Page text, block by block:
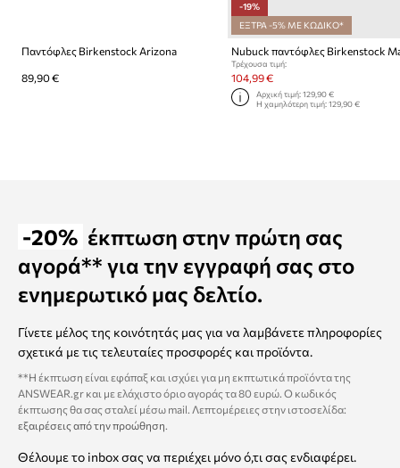
Παντόφλες Birkenstock Arizona
89,90 €
-19%
ΕΞΤΡΑ -5% ΜΕ ΚΩΔΙΚΟ*
Τρέχουσα τιμή:
104,99 €
Αρχική τιμή: 129,90 €
Η χαμηλότερη τιμή: 129,90 €
-20% έκπτωση στην πρώτη σας
αγορά** για την εγγραφή σας στο
ενημερωτικό μας δελτίο.
Γίνετε μέλος της κοινότητάς μας για να λαμβάνετε πληροφορίες
σχετικά με τις τελευταίες προσφορές και προϊόντα.
**Η έκπτωση είναι εφάπαξ και ισχύει για μη εκπτωτικά προϊόντα της
ANSWEAR.gr και με ελάχιστο όριο αγοράς τα 80 ευρώ. Ο κωδικός
έκπτωσης θα σας σταλεί μέσω mail. Λεπτομέρειες στην ιστοσελίδα:
εξαιρέσεις από την προώθηση.
Θέλουμε το inbox σας να περιέχει μόνο ό,τι σας ενδιαφέρει.